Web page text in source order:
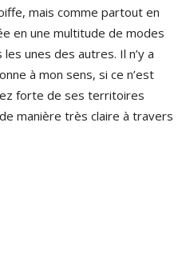
mais comme partout en
en une multitude de modes
unes des autres. Il n’y a
à mon sens, si ce n’est
forte de ses territoires
manière très claire à travers